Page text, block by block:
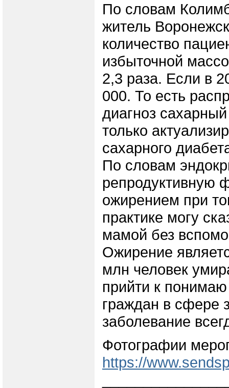
По словам
житель
количество
избыточной
2,3 раза. Если в
000. То есть
диагноз
только
сахарного
По словам
репродуктивную
ожирением при
практике могу
мамой без
Ожирение
млн человек
прийти к
граждан в сфере
заболевание
Фотографии
https://